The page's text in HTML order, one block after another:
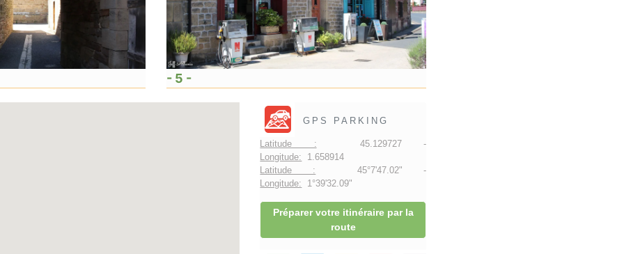
- 5 -
GPS PARKING
Latitude : 45.129727 -
Longitude: 1.658914
Latitude : 45°7'47.02" -
Longitude: 1°39'32.09"
Préparer votre itinéraire par la
route